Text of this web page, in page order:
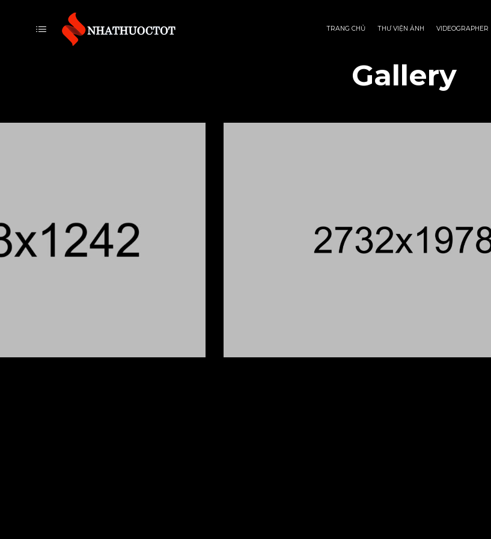
TRANG CHỦ THƯ VIỆN ẢNH VIDEOGRAPHER
Gallery